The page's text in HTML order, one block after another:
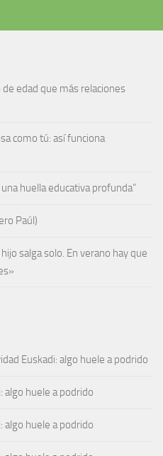
edad que más relaciones
como tú: así funciona
huella educativa profunda”
Paúl)
salga solo. En verano hay que
Euskadi: algo huele a podrido
algo huele a podrido
algo huele a podrido